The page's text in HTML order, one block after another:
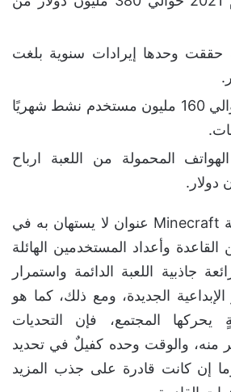
حققت وحدها إيرادات سنوية بلغت
ضمت اللعبة حوالي 160 مليون مستخدم نشط شهريًا
المحمولة من اللعبة ارباح
في الختام، تظل لعبة Minecraft عنوان لا يستهان به في
القاعدة وأعداد المستخدمين الهائلة
جاذبية اللعبة الدائمة واستمرار
الإبداعية الجديدة، ومع ذلك، كما هو
المجتمع، فإن التحديات
منه، والوقت وحده كفيلٌ في تحديد
إن كانت قادرة على جذب المزيد